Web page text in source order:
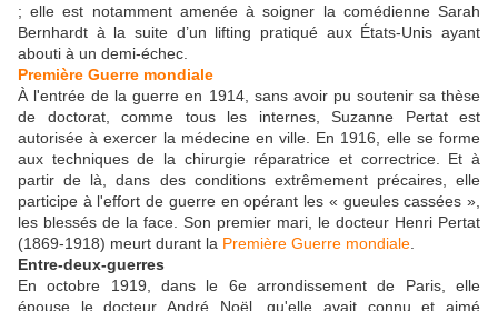
; elle est notamment amenée à soigner la comédienne Sarah
Bernhardt à la suite d’un lifting pratiqué aux États-Unis ayant
abouti à un demi-échec.
Première Guerre mondiale
À l'entrée de la guerre en 1914, sans avoir pu soutenir sa thèse
de doctorat, comme tous les internes, Suzanne Pertat est
autorisée à exercer la médecine en ville. En 1916, elle se forme
aux techniques de la chirurgie réparatrice et correctrice. Et à
partir de là, dans des conditions extrêmement précaires, elle
participe à l'effort de guerre en opérant les « gueules cassées »,
les blessés de la face. Son premier mari, le docteur Henri Pertat
(1869-1918) meurt durant la Première Guerre mondiale
Entre-deux-guerres
En octobre 1919, dans le 6e arrondissement de Paris, elle
épouse le docteur André Noël, qu'elle avait connu et aimé